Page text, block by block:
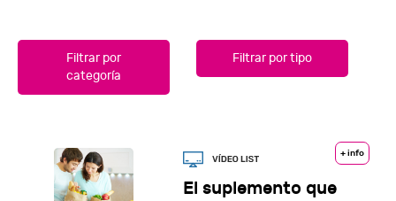
Filtrar por
categoría
Filtrar por tipo
+ info
El suplemento que